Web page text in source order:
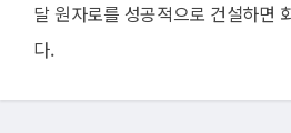
달 원자로를 성공적으로 건설하면
다.